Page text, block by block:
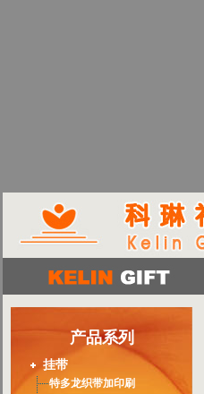
产品系列
挂带
特多龙织带加印刷